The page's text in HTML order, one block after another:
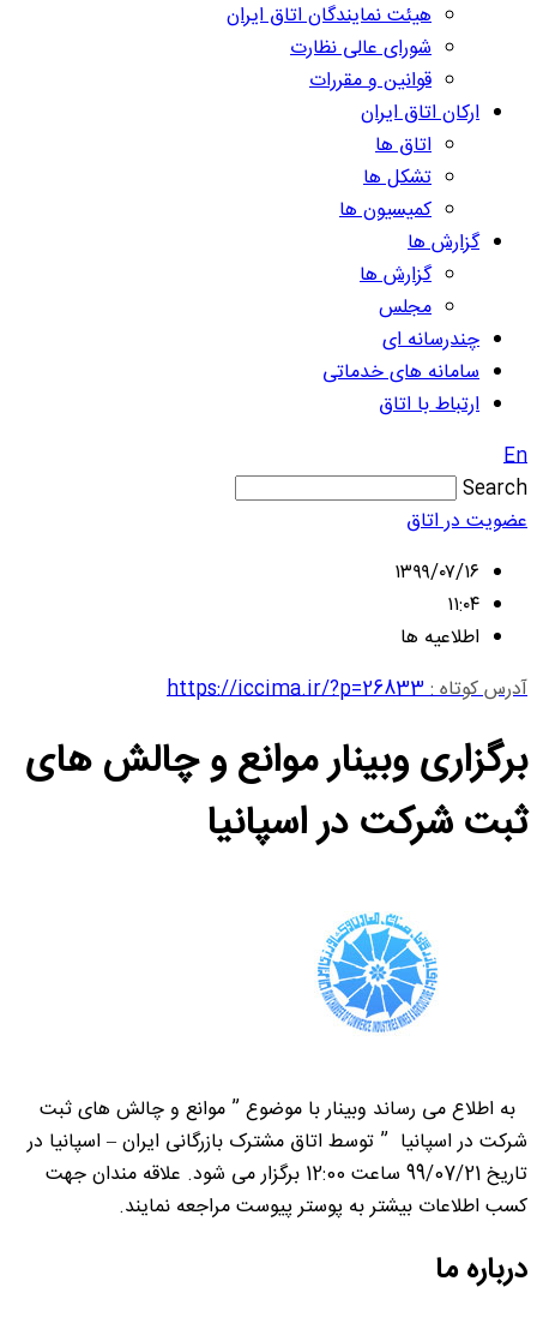
هیئت نمایندگان اتاق ایران
شورای عالی نظارت
قوانین و مقررات
ارکان اتاق ایران
اتاق ها
تشکل ها
کمیسیون ها
گزارش ها
گزارش ها
مجلس
چندرسانه ای
سامانه های خدماتی
ارتباط با اتاق
En
Search
عضویت در اتاق
۱۳۹۹/۰۷/۱۶
۱۱:۰۴
اطلاعیه ها
آدرس کوتاه :https://iccima.ir/?p=26833
برگزاری وبینار موانع و چالش های
ثبت شرکت در اسپانیا
به اطلاع می رساند وبینار با موضوع ” موانع و چالش های ثبت
شرکت در اسپانیا ” توسط اتاق مشترک بازرگانی ایران – اسپانیا در
تاریخ 99/07/21 ساعت 12:00 برگزار می شود. علاقه مندان جهت
کسب اطلاعات بیشتر به پوستر پیوست مراجعه نمایند.
درباره ما